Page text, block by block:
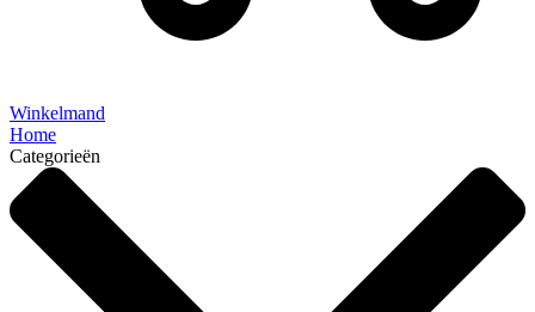
Winkelmand
Home
Categorieën